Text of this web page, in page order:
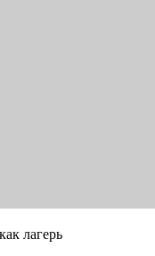
лагерь